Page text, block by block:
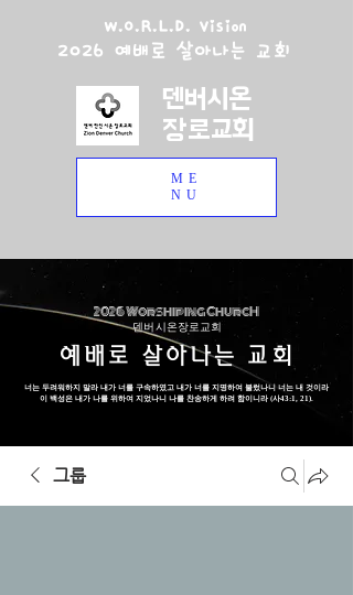
W.O.R.L.D. Vision
2026 예배로 살아나는 교회
덴버시온
장로교회
ME
NU
2026 Worshiping ChurcH
덴버 시온장로교회
예배로 살아나는 교회
너는 두려워하지 말라 내가 너를 구속하였고 내가 너를 지명하여 불렀나니 너는 내 것이라
이 백성은 내가 나를 위하여 지었나니 나를 찬송하게 하려 함이니라 (사43:1, 21).
그룹